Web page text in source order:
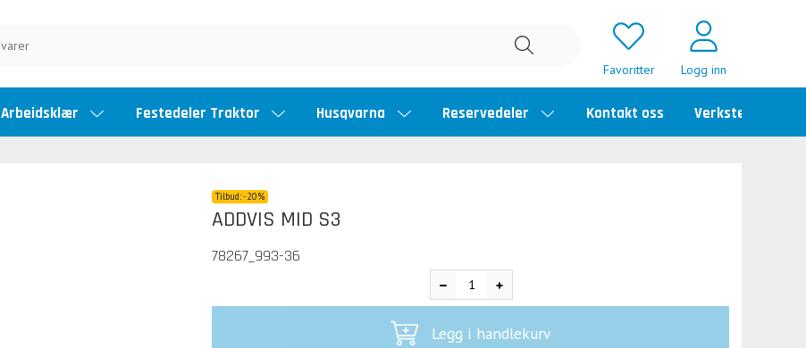
Favoritter Logg inn
Arbeidsklær Festedeler Traktor Husqvarna Reservedeler Kontakt oss Verkstedtime
Tilbud:-20%
ADDVIS MID S3
78267_993-36
Legg i handlekurv